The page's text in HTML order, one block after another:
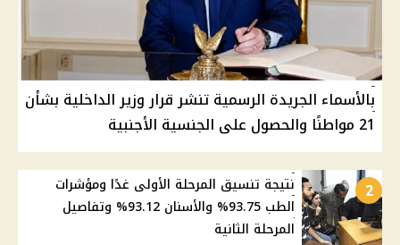
بالأسماء الجريدة الرسمية تنشر قرار وزير الداخلية بشأن
21 مواطنًا والحصول على الجنسية الأجنبية
2
نتيجة تنسيق المرحلة الأولى غدًا ومؤشرات
الطب 93.75% والأسنان 93.12% وتفاصيل
المرحلة الثانية